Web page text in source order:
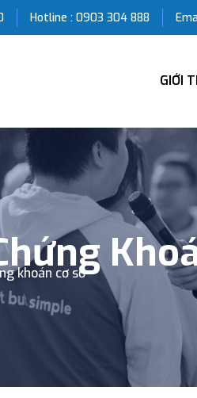
Hotline : 0903 304 888
GIỚI
khoán cơ sở